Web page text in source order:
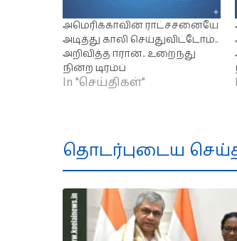
அமெரிக்காவின் ராட்சசனையே
அடித்து காலி செய்துவிட்டோம்..
அறிவித்த ஈரான்.. உறைந்து
நின்ற டிரம்ப்
In "செய்திகள்"
தொடர்புடைய